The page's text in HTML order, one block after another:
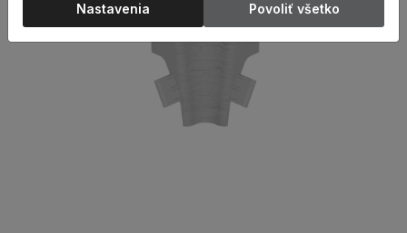
Nastavenia Povoliť všetko